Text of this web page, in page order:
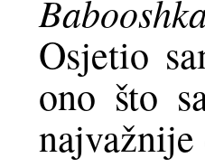
Osjetio
ono što